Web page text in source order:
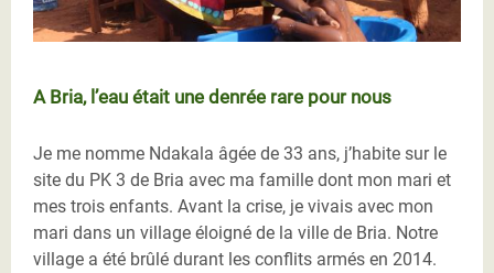
A Bria, l’eau était une denrée rare pour nous
Je me nomme Ndakala âgée de 33 ans, j’habite sur le
site du PK 3 de Bria avec ma famille dont mon mari et
mes trois enfants. Avant la crise, je vivais avec mon
mari dans un village éloigné de la ville de Bria. Notre
village a été brûlé durant les conflits armés en 2014.